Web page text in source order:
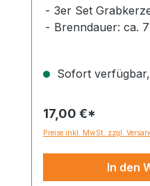
3er Set
Brenndauer: ca.
Sofort
17,00 €*
Preise inkl. MwSt. zzgl.
In den